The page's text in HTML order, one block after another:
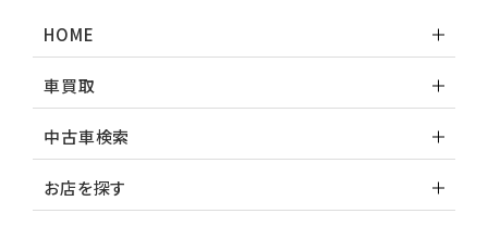
HOME
車買取
中古車検索
お店を探す